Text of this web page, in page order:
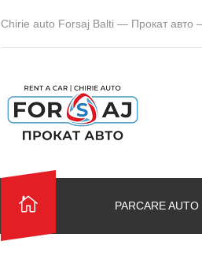
Chirie auto Forsaj Balti — Прокат авто
PARCARE AUTO